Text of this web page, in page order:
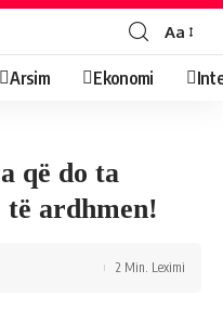
Aa
Arsim Ekonomi
që do ta
ardhmen!
2 Min. Leximi